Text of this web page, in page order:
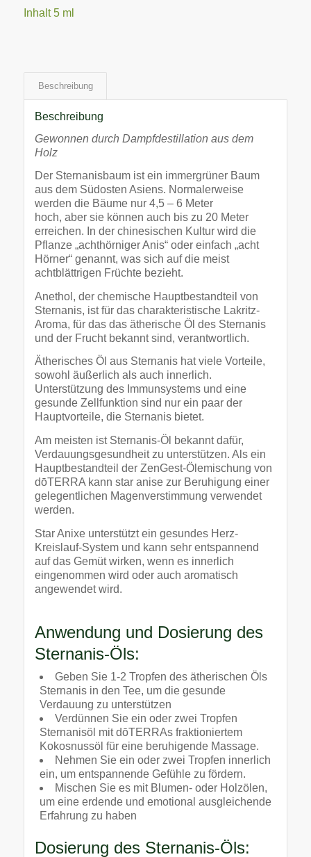
Inhalt 5 ml
Beschreibung
Beschreibung
Gewonnen durch Dampfdestillation aus dem
Holz
Der Sternanisbaum ist ein immergrüner Baum
aus dem Südosten Asiens. Normalerweise
werden die Bäume nur 4,5 – 6 Meter
hoch, aber sie können auch bis zu 20 Meter
erreichen. In der chinesischen Kultur wird die
Pflanze „achthörniger Anis“ oder einfach „acht
Hörner“ genannt, was sich auf die meist
achtblättrigen Früchte bezieht.
Anethol, der chemische Hauptbestandteil von
Sternanis, ist für das charakteristische Lakritz-
Aroma, für das das ätherische Öl des Sternanis
und der Frucht bekannt sind, verantwortlich.
Ätherisches Öl aus Sternanis hat viele Vorteile,
sowohl äußerlich als auch innerlich.
Unterstützung des Immunsystems und eine
gesunde Zellfunktion sind nur ein paar der
Hauptvorteile, die Sternanis bietet.
Am meisten ist Sternanis-Öl bekannt dafür,
Verdauungsgesundheit zu unterstützen. Als ein
Hauptbestandteil der ZenGest-Ölemischung von
dōTERRA kann star anise zur Beruhigung einer
gelegentlichen Magenverstimmung verwendet
werden.
Star Anixe unterstützt ein gesundes Herz-
Kreislauf-System und kann sehr entspannend
auf das Gemüt wirken, wenn es innerlich
eingenommen wird oder auch aromatisch
angewendet wird.
Anwendung und Dosierung des
Sternanis-Öls:
Geben Sie 1-2 Tropfen des ätherischen Öls
Sternanis in den Tee, um die gesunde
Verdauung zu unterstützen
Verdünnen Sie ein oder zwei Tropfen
Sternanisöl mit dōTERRAs fraktioniertem
Kokosnussöl für eine beruhigende Massage.
Nehmen Sie ein oder zwei Tropfen innerlich
ein, um entspannende Gefühle zu fördern.
Mischen Sie es mit Blumen- oder Holzölen,
um eine erdende und emotional ausgleichende
Erfahrung zu haben
Dosierung des Sternanis-Öls: